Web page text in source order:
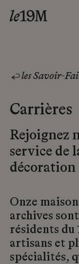
les Savoir-
Carrières
Rejoignez
service de
décoration
Onze
archives
résidents du
artisans et
spécialités,